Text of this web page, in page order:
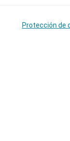
Protección de